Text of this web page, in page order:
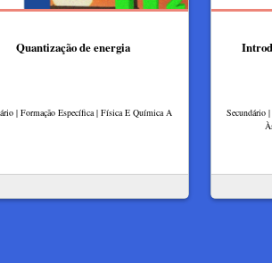
Quantização de energia
| Formação Específica | Física E Química A
Secundário